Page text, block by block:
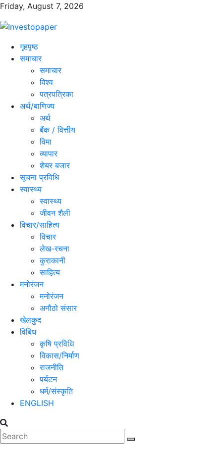
Friday, August 7, 2026
गृहपृष्ठ
समाचार
समाचार
विश्व
पत्रपत्रिका
अर्थ/बाणिज्य
अर्थ
बैंक / वित्तीय
विमा
व्यापार
शेयर बजार
सूचना प्रविधि
स्वास्थ्य
स्वास्थ्य
जीवन शैली
विचार/साहित्य
विचार
लेख-रचना
कुराकानी
साहित्य
मनोरंजन
मनोरंजन
अनौठो संसार
खेलकुद
विबिध
कृषि प्रविधि
विकास/निर्माण
राजनीति
पर्यटन
धर्म/संस्कृति
ENGLISH